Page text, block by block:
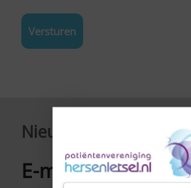
Nieuwsbrief
E-mailadres*